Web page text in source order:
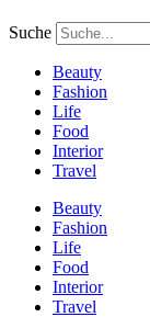
Suche
Beauty
Fashion
Life
Food
Interior
Travel
Beauty
Fashion
Life
Food
Interior
Travel